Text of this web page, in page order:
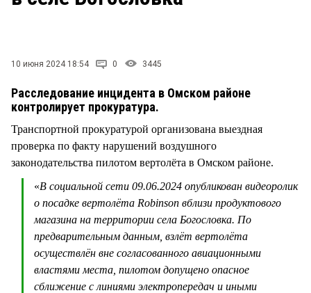
10 июня 2024 18:54 0 3445
Расследование инцидента в Омском районе
контролирует прокуратура.
Транспортной прокуратурой организована выездная
проверка по факту нарушений воздушного
законодательства пилотом вертолёта в Омском районе.
«В социальной сети 09.06.2024 опубликован видеоролик
о посадке вертолёта Robinson вблизи продуктового
магазина на территории села Богословка. По
предварительным данным, взлёт вертолёта
осуществлён вне согласованного авиационными
властями места, пилотом допущено опасное
сближение с линиями электропередач и иными